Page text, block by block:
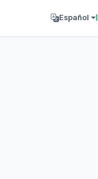
Español